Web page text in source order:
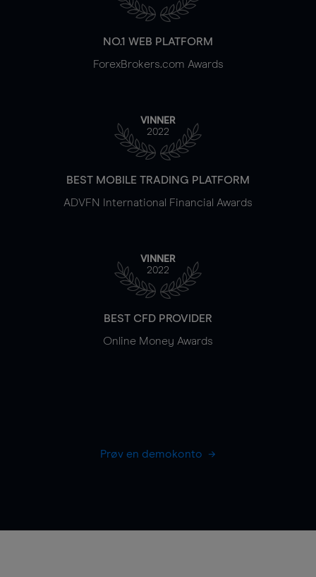
NO.1 WEB PLATFORM
ForexBrokers.com Awards
VINNER
2022
BEST MOBILE TRADING PLATFORM
ADVFN International Financial Awards
VINNER
2022
BEST CFD PROVIDER
Online Money Awards
Prøv en demokonto